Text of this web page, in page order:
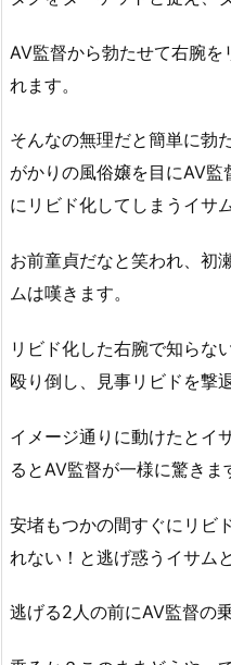
AV監督から勃たせて右腕
れます。
そんなの無理だと簡単に勃
がかりの風俗嬢を目にAV
にリビド化してしまうイサム
お前童貞だなと笑われ、初
ムは嘆きます。
リビド化した右腕で知らな
殴り倒し、見事リビドを撃退
イメージ通りに動けたとイ
るとAV監督が一様に驚きま
安堵もつかの間すぐにリビ
れない！と逃げ惑うイサム
逃げる2人の前にAV監督の